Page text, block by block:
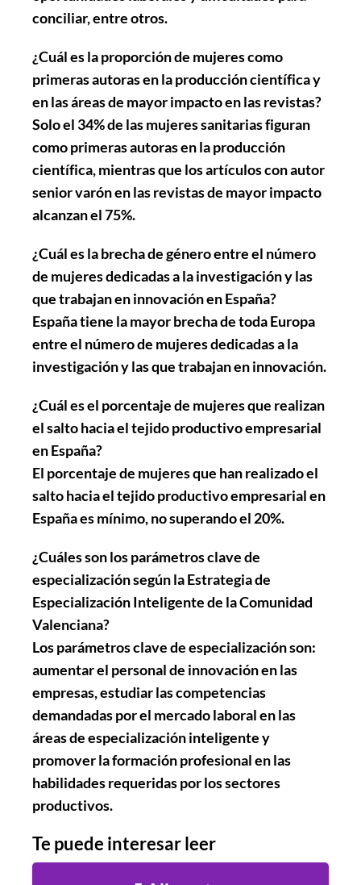
conciliar, entre otros.
¿Cuál es la proporción de mujeres como
primeras autoras en la producción científica y
en las áreas de mayor impacto en las revistas?
Solo el 34% de las mujeres sanitarias figuran
como primeras autoras en la producción
científica, mientras que los artículos con autor
senior varón en las revistas de mayor impacto
alcanzan el 75%.
¿Cuál es la brecha de género entre el número
de mujeres dedicadas a la investigación y las
que trabajan en innovación en España?
España tiene la mayor brecha de toda Europa
entre el número de mujeres dedicadas a la
investigación y las que trabajan en innovación.
¿Cuál es el porcentaje de mujeres que realizan
el salto hacia el tejido productivo empresarial
en España?
El porcentaje de mujeres que han realizado el
salto hacia el tejido productivo empresarial en
España es mínimo, no superando el 20%.
¿Cuáles son los parámetros clave de
especialización según la Estrategia de
Especialización Inteligente de la Comunidad
Valenciana?
Los parámetros clave de especialización son:
aumentar el personal de innovación en las
empresas, estudiar las competencias
demandadas por el mercado laboral en las
áreas de especialización inteligente y
promover la formación profesional en las
habilidades requeridas por los sectores
productivos.
Te puede interesar leer